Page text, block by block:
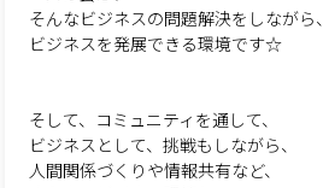
そんなビジネスの問題解決をしながら、
ビジネスを発展できる環境です☆
そして、コミュニティを通して、
ビジネスとして、挑戦もしながら、
人間関係づくりや情報共有など、